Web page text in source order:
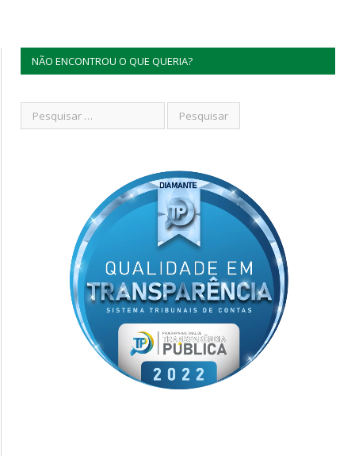
NÃO ENCONTROU O QUE QUERIA?